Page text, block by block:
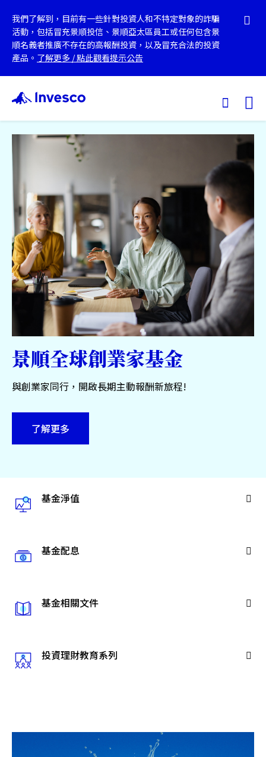
我們的基金
投資觀點
投資教育
服務中心
永續專區
關於景順
台灣
聯絡我們
我們了解到，目前有一些針對投資人和不特定對象的詐騙
活動，包括冒充景順投信、景順亞太區員工或任何包含景
順名義者推廣不存在的高報酬投資，以及冒充合法的投資
產品。 了解更多 /點此觀看提示公告
景順全球創業家基金
與創業家同行，開啟長期主動報酬新旅程!
了解更多
基金淨值
基金配息
基金相關文件
投資理財教育系列